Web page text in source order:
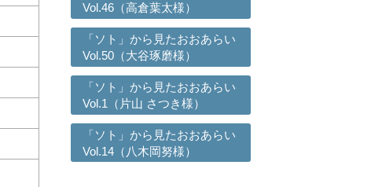
Vol.46（高倉葉太様）
「ソト」から見たおおあらい
Vol.50（大谷琢磨様）
「ソト」から見たおおあらい
Vol.1（片山 さつき様）
「ソト」から見たおおあらい
Vol.14（八木岡努様）